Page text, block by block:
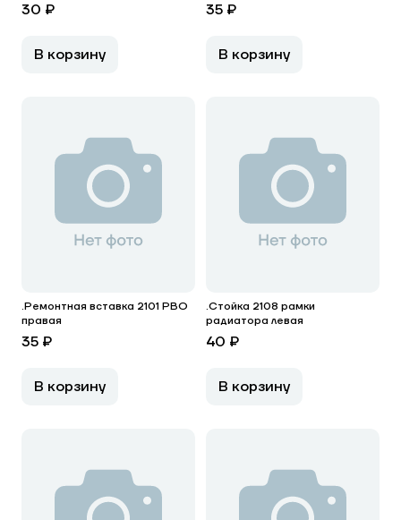
30 ₽
В корзину
35 ₽
В корзину
.Ремонтная вставка 2101 РВО
правая
35 ₽
В корзину
.Стойка 2108 рамки
радиатора левая
40 ₽
В корзину